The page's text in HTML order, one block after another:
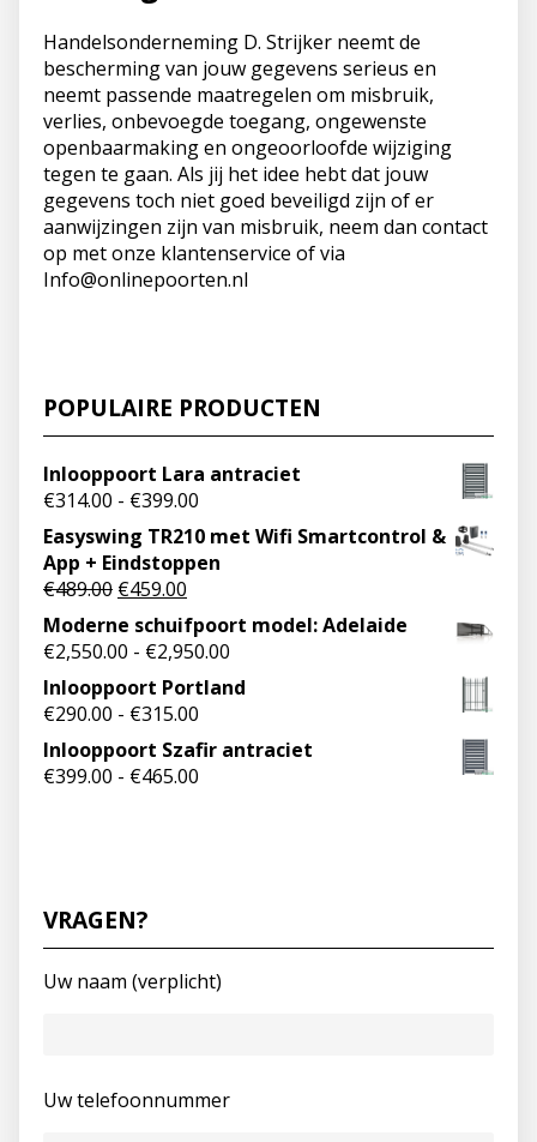
Handelsonderneming D. Strijker neemt de
bescherming van jouw gegevens serieus en
neemt passende maatregelen om misbruik,
verlies, onbevoegde toegang, ongewenste
openbaarmaking en ongeoorloofde wijziging
tegen te gaan. Als jij het idee hebt dat jouw
gegevens toch niet goed beveiligd zijn of er
aanwijzingen zijn van misbruik, neem dan contact
op met onze klantenservice of via
Info@onlinepoorten.nl
POPULAIRE PRODUCTEN
Inlooppoort Lara antraciet
€314.00 - €399.00
Easyswing TR210 met Wifi Smartcontrol &
App + Eindstoppen
€489.00 €459.00
Moderne schuifpoort model: Adelaide
€2,550.00 - €2,950.00
Inlooppoort Portland
€290.00 - €315.00
Inlooppoort Szafir antraciet
€399.00 - €465.00
VRAGEN?
Uw naam (verplicht)
Uw telefoonnummer